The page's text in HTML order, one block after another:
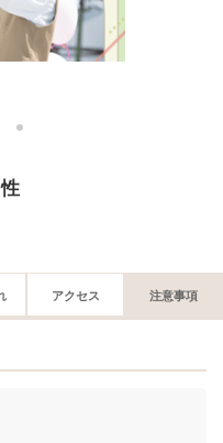
4
アクセス 注意事項